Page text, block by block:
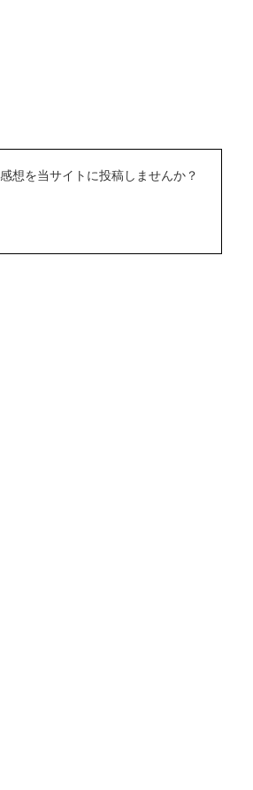
想を当サイトに投稿しませんか？